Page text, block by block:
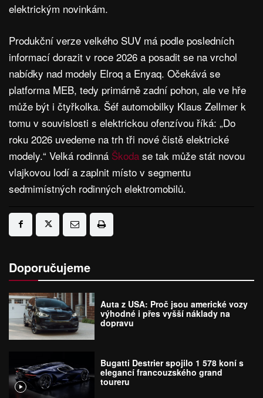
elektrickým novinkám.
Produkční verze velkého SUV má podle posledních
informací dorazit v roce 2026 a posadit se na vrchol
nabídky nad modely Elroq a Enyaq. Očekává se
platforma MEB, tedy primárně zadní pohon, ale ve hře
může být i čtyřkolka. Šéf automobilky Klaus Zellmer k
tomu v souvislosti s elektrickou ofenzívou říká: „Do
roku 2026 uvedeme na trh tři nové čistě elektrické
modely.“ Velká rodinná Škoda se tak může stát novou
vlajkovou lodí a zaplnit místo v segmentu
sedmimístných rodinných elektromobilů.
Doporučujeme
Auta z USA: Proč jsou americké vozy
výhodné i přes vyšší náklady na
dopravu
Bugatti Destrier spojilo 1 578 koní s
elegancí francouzského grand
toureru